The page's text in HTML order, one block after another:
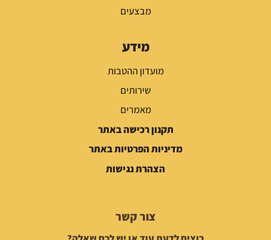
מבצעים
מידע
מועדון ההטבות
שירותים
מאמרים
תקנון רכישה באתר
מדיניות הפרטיות באתר
הצהרת נגישות
צור קשר